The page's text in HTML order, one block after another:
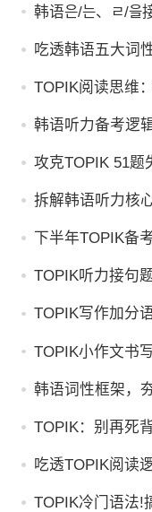
韩语은/는、ㄹ/을
吃透韩语五大词
TOPIK阅读思维
韩语听力备考逻
攻克TOPIK 51题
拆解韩语听力核
下半年TOPIK备
TOPIK听力接句
TOPIK写作加分
TOPIK小作文书
韩语词性框架，
TOPIK：别再死
吃透TOPIK阅读
TOPIK冷门语法!